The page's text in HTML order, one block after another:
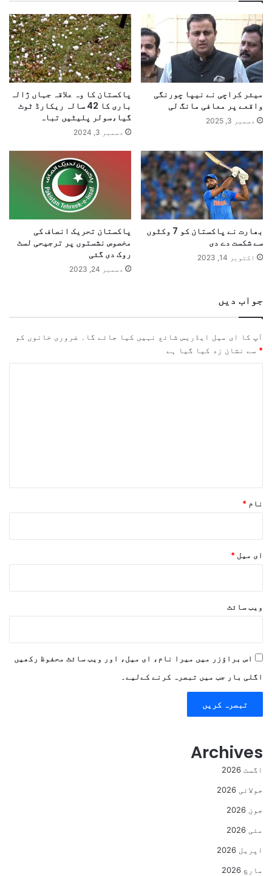
میئر کراچی نے نیپا چورنگی
واقعے پر معافی مانگ لی
دسمبر 3, 2025
پاکستان کا وہ علاقہ جہاں ژالہ
باری کا 42 سالہ ریکارڈ ٹوٹ
گیا،سولر پلیٹیں تباہ
دسمبر 3, 2024
بھارت نے پاکستان کو 7 وکٹوں
سے شکست دے دی
اکتوبر 14, 2023
پاکستان تحریک انصاف کی
مخصوص نشستوں پر ترجیحی لسٹ
روک دی گئی
دسمبر 24, 2023
جواب دیں
آپ کا ای میل ایڈریس شائع نہیں کیا جائے گا۔ ضروری خانوں کو
* سے نشان زد کیا گیا ہے
نام *
ای میل *
ویب‌ سائٹ
اس براؤزر میں میرا نام، ای میل، اور ویب سائٹ محفوظ رکھیں
اگلی بار جب میں تبصرہ کرنے کےلیے۔
Archives
اگست 2026
جولائی 2026
جون 2026
مئی 2026
اپریل 2026
مارچ 2026